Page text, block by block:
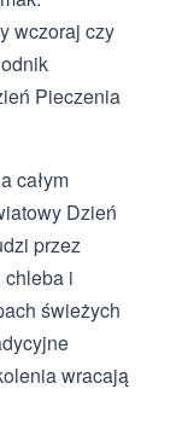
wczoraj czy
Pieczenia
całym
Dzień
przez
i
świeżych
wracają